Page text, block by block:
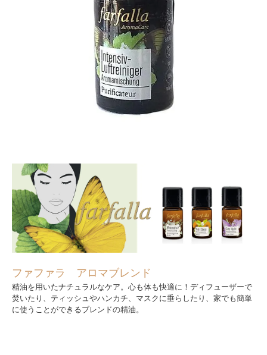
ファファラ アロマブレンド
精油を用いたナチュラルなケア。心も体も快適に！ディフューザーで
焚いたり、ティッシュやハンカチ、マスクに垂らしたり、家でも簡単
に使うことができるブレンドの精油。